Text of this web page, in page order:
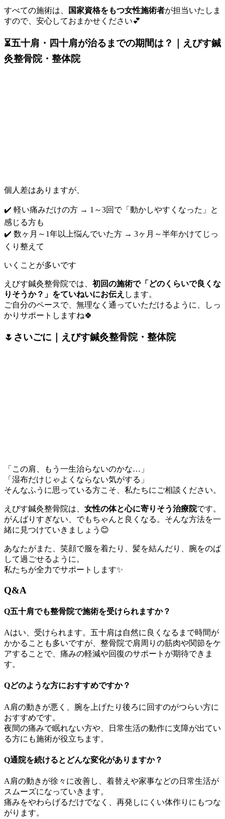
すべての施術は、 国家資格をもつ女性施術者が担当いたしま
すので、安心しておまかせください💕
⏳五十肩・四十肩が治るまでの期間は？｜えびす鍼
灸整骨院・整体院
個人差はありますが、
✔️ 軽い痛みだけの方 → 1～3回で「動かしやすくなった」と
感じる方も
✔️ 数ヶ月～1年以上悩んでいた方 → 3ヶ月～半年かけてじっ
くり整えて
いくことが多いです
えびす鍼灸整骨院では、 初回の施術で「どのくらいで良くな
りそうか？」をていねいにお伝え します。
ご自分のペースで、無理なく通っていただけるように、しっ
かりサポートしますね🍀
🌷さいごに｜えびす鍼灸整骨院・整体院
「この肩、もう一生治らないのかな…」
「湿布だけじゃよくならない気がする」
そんなふうに思っている方こそ、私たちにご相談ください。
えびす鍼灸整骨院は、 女性の体と心に寄りそう治療院です。
がんばりすぎない、でもちゃんと良くなる。そんな方法を一
緒に見つけていきましょう😊
あなたがまた、笑顔で服を着たり、髪を結んだり、腕をのば
して過ごせるように。
私たちが全力でサポートします✨
Q&A
Q五十肩でも整骨院で施術を受けられますか？
Aはい、受けられます。五十肩は自然に良くなるまで時間が
かかることも多いですが、整骨院で肩周りの筋肉や関節をケ
アすることで、痛みの軽減や回復のサポートが期待できま
す。
Qどのような方におすすめですか？
A肩の動きが悪く、腕を上げたり後ろに回すのがつらい方に
おすすめです。
夜間の痛みで眠れない方や、日常生活の動作に支障が出てい
る方にも施術が役立ちます。
Q通院を続けるとどんな変化がありますか？
A肩の動きが徐々に改善し、着替えや家事などの日常生活が
スムーズになっていきます。
痛みをやわらげるだけでなく、再発しにくい体作りにもつな
がります。